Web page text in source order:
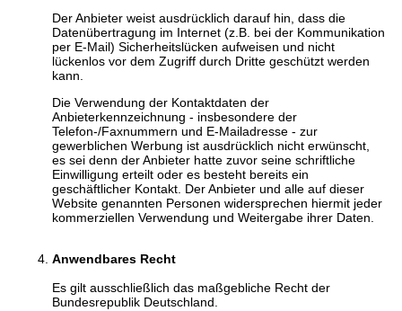
Der Anbieter weist ausdrücklich darauf hin, dass die
Datenübertragung im Internet (z.B. bei der Kommunikation
per E-Mail) Sicherheitslücken aufweisen und nicht
lückenlos vor dem Zugriff durch Dritte geschützt werden
kann.
Die Verwendung der Kontaktdaten der
Anbieterkennzeichnung - insbesondere der
Telefon-/Faxnummern und E-Mailadresse - zur
gewerblichen Werbung ist ausdrücklich nicht erwünscht,
es sei denn der Anbieter hatte zuvor seine schriftliche
Einwilligung erteilt oder es besteht bereits ein
geschäftlicher Kontakt. Der Anbieter und alle auf dieser
Website genannten Personen widersprechen hiermit jeder
kommerziellen Verwendung und Weitergabe ihrer Daten.
Anwendbares Recht
Es gilt ausschließlich das maßgebliche Recht der
Bundesrepublik Deutschland.